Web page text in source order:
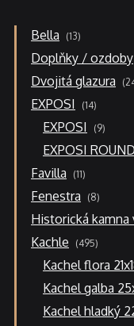
Bella 1313
produktů
Doplňky / ozdoby
Dvojitá glazura
EXPOSI 1414
produktů
EXPOSI 99
produktů
EXPOSI
Favilla 1111
produktů
Fenestra 88
produktů
Historická kamna
Kachle 495495
produktů
Kachel flora
Kachel galba
Kachel hladký